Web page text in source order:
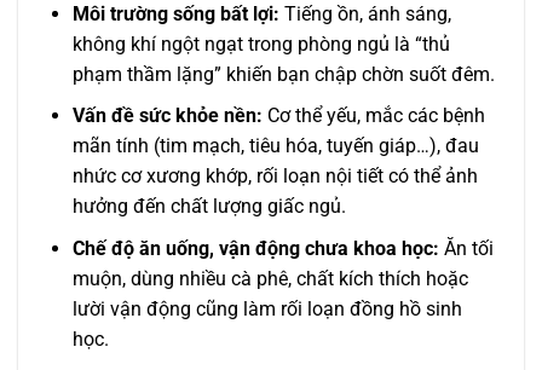
Môi trường sống bất lợi: Tiếng ồn, ánh sáng,
không khí ngột ngạt trong phòng ngủ là “thủ
phạm thầm lặng” khiến bạn chập chờn suốt đêm.
Vấn đề sức khỏe nền: Cơ thể yếu, mắc các bệnh
mãn tính (tim mạch, tiêu hóa, tuyến giáp…), đau
nhức cơ xương khớp, rối loạn nội tiết có thể ảnh
hưởng đến chất lượng giấc ngủ.
Chế độ ăn uống, vận động chưa khoa học: Ăn tối
muộn, dùng nhiều cà phê, chất kích thích hoặc
lười vận động cũng làm rối loạn đồng hồ sinh
học.